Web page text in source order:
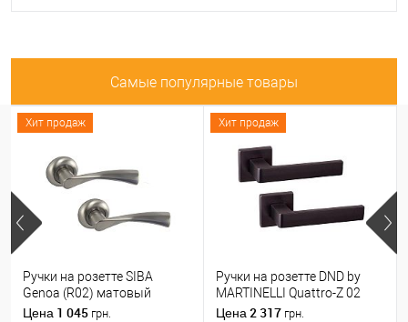
Самые популярные товары
Хит продаж
Ручки на розетте SIBA
Genoa (R02) матовый
никель
Цена 1 045 грн.
Хит продаж
Ручки на розетте DND by
MARTINELLI Quattro-Z 02
ZNE черный
Цена 2 317 грн.